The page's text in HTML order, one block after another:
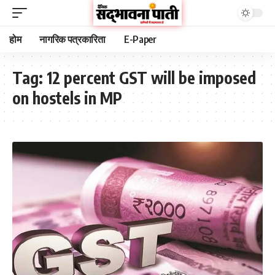
होम नागरिक पत्रकारिता E-Paper
Tag: 12 percent GST will be imposed
on hostels in MP